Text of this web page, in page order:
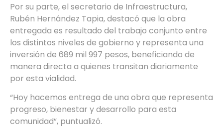
Por su parte, el secretario de Infraestructura,
Rubén Hernández Tapia, destacó que la obra
entregada es resultado del trabajo conjunto entre
los distintos niveles de gobierno y representa una
inversión de 689 mil 997 pesos, beneficiando de
manera directa a quienes transitan diariamente
por esta vialidad.
“Hoy hacemos entrega de una obra que representa
progreso, bienestar y desarrollo para esta
comunidad”, puntualizó.